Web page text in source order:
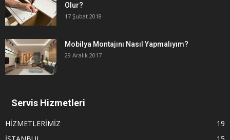
Olur?
17 Şubat 2018
Mobilya Montajını Nasıl Yapmalıyım?
29 Aralık 2017
Servis Hizmetleri
HİZMETLERİMİZ
19